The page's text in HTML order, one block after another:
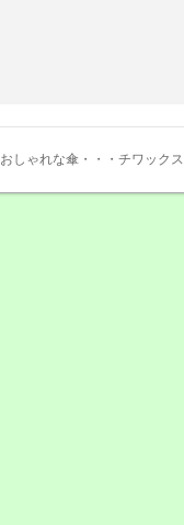
おしゃれな傘・・・チワックス